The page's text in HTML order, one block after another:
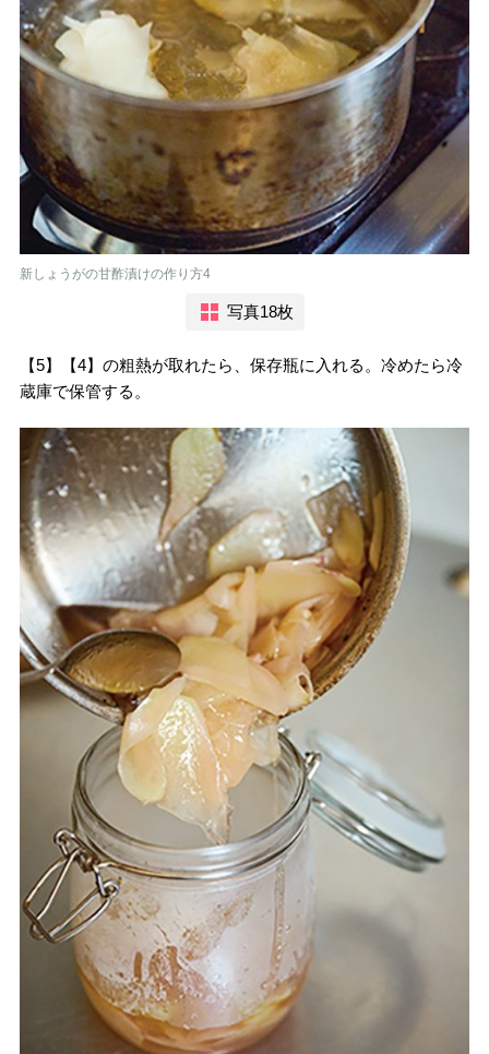
新しょうがの甘酢漬けの作り方4
写真18枚
【5】【4】の粗熱が取れたら、保存瓶に入れる。冷めたら冷
蔵庫で保管する。